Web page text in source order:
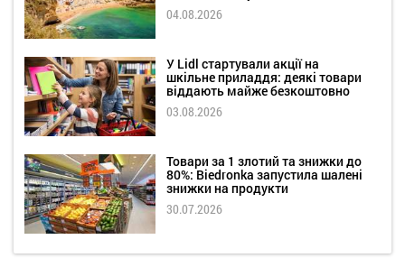
04.08.2026
У Lidl стартували акції на
шкільне приладдя: деякі товари
віддають майже безкоштовно
03.08.2026
Товари за 1 злотий та знижки до
80%: Biedronka запустила шалені
знижки на продукти
30.07.2026